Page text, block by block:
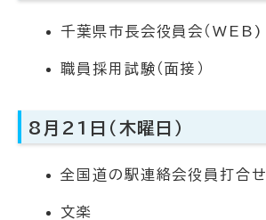
千葉県市長会役員会（WEB)
職員採用試験（面接）
8月21日（木曜日）
全国道の駅連絡会役員打合せ
文楽